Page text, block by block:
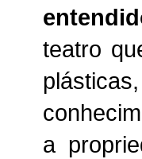
teatro
a